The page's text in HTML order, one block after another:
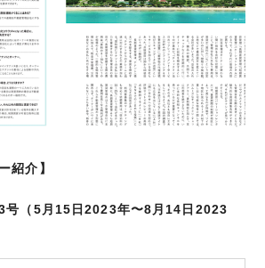
紹介】
号（5月15日2023年〜8月14日2023